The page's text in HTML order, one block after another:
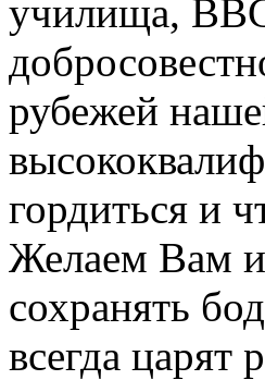
училища,
рубежей
гордиться и
Желаем Вам и
сохранять
всегда царят